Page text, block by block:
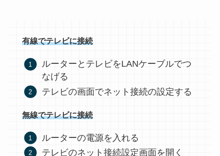
有線でテレビに接続
ルーターとテレビをLANケーブルでつ
なげる
テレビの画面でネット接続の設定する
無線でテレビに接続
ルーターの電源を入れる
テレビのネット接続設定画面を開く